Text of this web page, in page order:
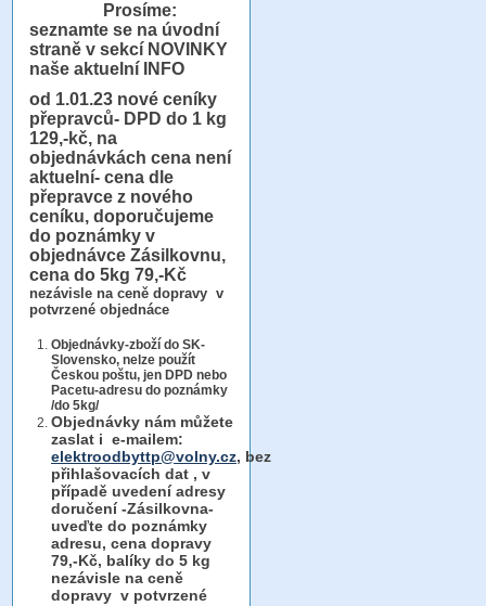
Prosíme:
seznamte se na úvodní
straně v sekcí NOVINKY
naše aktuelní INFO
od 1.01.23 nové ceníky
přepravců- DPD do 1 kg
129,-kč, na
objednávkách cena není
aktuelní- cena dle
přepravce z nového
ceníku, doporučujeme
do poznámky v
objednávce Zásilkovnu,
cena do 5kg 79,-Kč
nezávisle na ceně dopravy v
potvrzené objednáce
Objednávky-zboží do SK-
Slovensko, nelze použít
Českou poštu, jen DPD nebo
Pacetu-adresu do poznámky
/do 5kg/
Objednávky nám můžete
zaslat i e-mailem:
elektroodbyttp@volny.cz, bez
přihlašovacích dat , v
případě uvedení adresy
doručení -Zásilkovna-
uveďte do poznámky
adresu, cena dopravy
79,-Kč, balíky do 5 kg
nezávisle na ceně
dopravy v potvrzené